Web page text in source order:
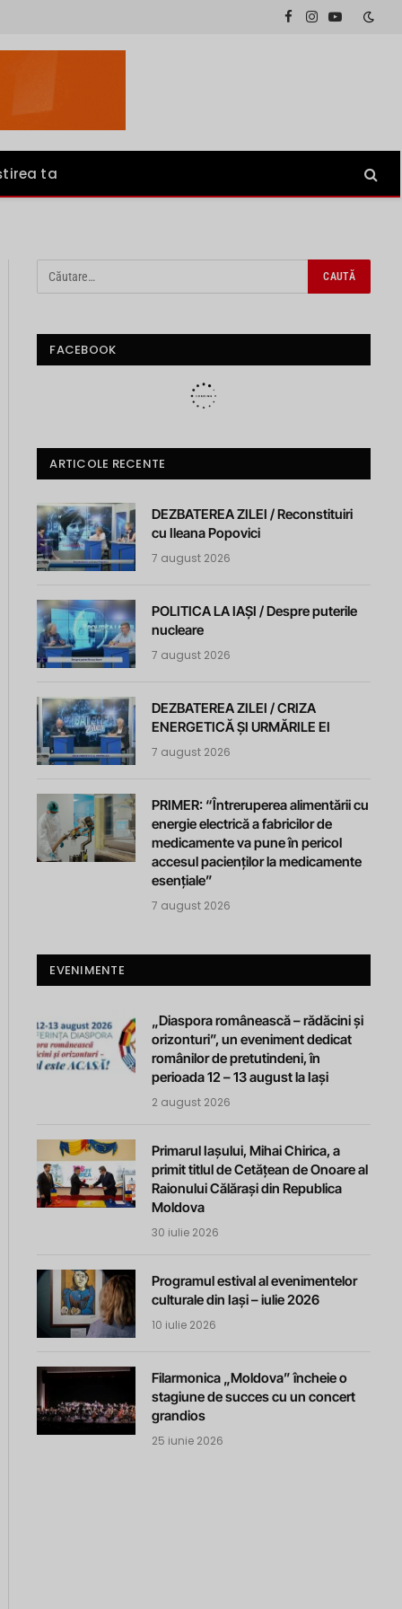
Facebook
InstagramYouTube
ta
FACEBOOK
ARTICOLE RECENTE
DEZBATEREA ZILEI / Reconstituiri
cu Ileana Popovici
7 august 2026
POLITICA LA IAȘI / Despre puterile
nucleare
7 august 2026
DEZBATEREA ZILEI / CRIZA
ENERGETICĂ ȘI URMĂRILE EI
7 august 2026
PRIMER: “Întreruperea alimentării cu
energie electrică a fabricilor de
medicamente va pune în pericol
accesul pacienților la medicamente
esențiale”
7 august 2026
EVENIMENTE
„Diaspora românească – rădăcini și
orizonturi”, un eveniment dedicat
românilor de pretutindeni, în
perioada 12 – 13 august la Iași
2 august 2026
Primarul Iașului, Mihai Chirica, a
primit titlul de Cetățean de Onoare al
Raionului Călărași din Republica
Moldova
30 iulie 2026
Programul estival al evenimentelor
culturale din Iași – iulie 2026
10 iulie 2026
Filarmonica „Moldova” încheie o
stagiune de succes cu un concert
grandios
25 iunie 2026